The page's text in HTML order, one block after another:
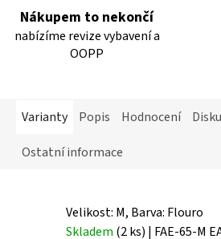
Nákupem to nekončí
nabízíme revize vybavení a
OOPP
Varianty Popis Hodnocení
Ostatní informace
Velikost: M, Barva: Flouro
Skladem (2 ks) | FAE-65-M